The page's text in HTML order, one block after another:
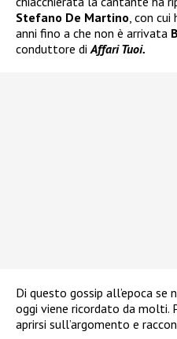
Stefano De Martino, con cui
anni fino a che non è arrivata
conduttore diAffari Tuoi.
Di questo gossip all’epoca
oggi viene ricordato da molti.
aprirsi sull’argomento e